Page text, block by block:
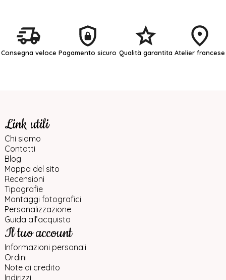
Consegna veloce Pagamento sicuro Qualità garantita Atelier francese
Link utili
Chi siamo
Contatti
Blog
Mappa del sito
Recensioni
Tipografie
Montaggi fotografici
Personalizzazione
Guida all’acquisto
Il tuo account
Informazioni personali
Ordini
Note di credito
Indirizzi